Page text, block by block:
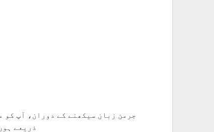
جرمن زبان سیکھنے کے دوران، آپ کو
ذریعے